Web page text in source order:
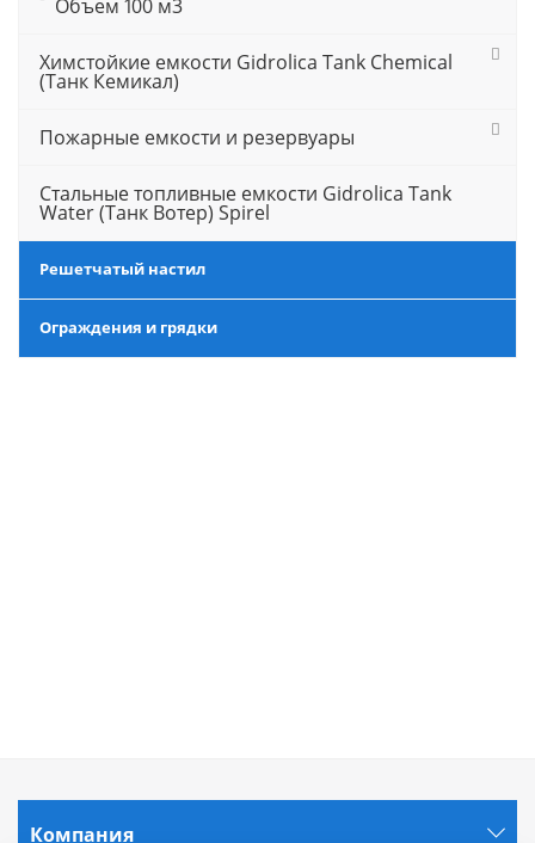
Объем 100 м3
Химстойкие емкости Gidrolica Tank Chemical
(Танк Кемикал)
Пожарные емкости и резервуары
Стальные топливные емкости Gidrolica Tank
Water (Танк Вотер) Spirel
Решетчатый настил
Ограждения и грядки
Компания